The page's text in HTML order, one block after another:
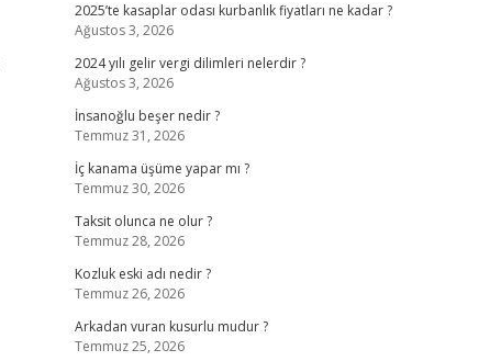
2025’te kasaplar odası kurbanlık fiyatları ne kadar ?
Ağustos 3, 2026
2024 yılı gelir vergi dilimleri nelerdir ?
Ağustos 3, 2026
İnsanoğlu beşer nedir ?
Temmuz 31, 2026
İç kanama üşüme yapar mı ?
Temmuz 30, 2026
Taksit olunca ne olur ?
Temmuz 28, 2026
Kozluk eski adı nedir ?
Temmuz 26, 2026
Arkadan vuran kusurlu mudur ?
Temmuz 25, 2026